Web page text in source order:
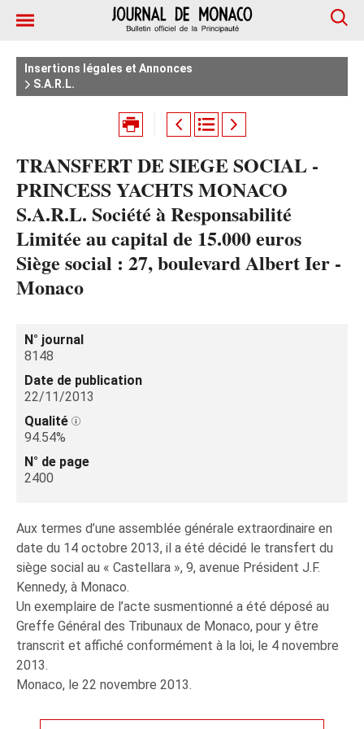
Insertions légales et Annonces
S.A.R.L.
TRANSFERT DE SIEGE SOCIAL -
PRINCESS YACHTS MONACO
S.A.R.L. Société à Responsabilité
Limitée au capital de 15.000 euros
Siège social : 27, boulevard Albert Ier -
Monaco
N° journal
8148
Date de publication
22/11/2013
Qualité
94.54%
N° de page
2400
Aux termes d’une assemblée générale extraordinaire en
date du 14 octobre 2013, il a été décidé le transfert du
siège social au « Castellara », 9, avenue Président J.F.
Kennedy, à Monaco.
Un exemplaire de l’acte susmentionné a été déposé au
Greffe Général des Tribunaux de Monaco, pour y être
transcrit et affiché conformément à la loi, le 4 novembre
2013.
Monaco, le 22 novembre 2013.